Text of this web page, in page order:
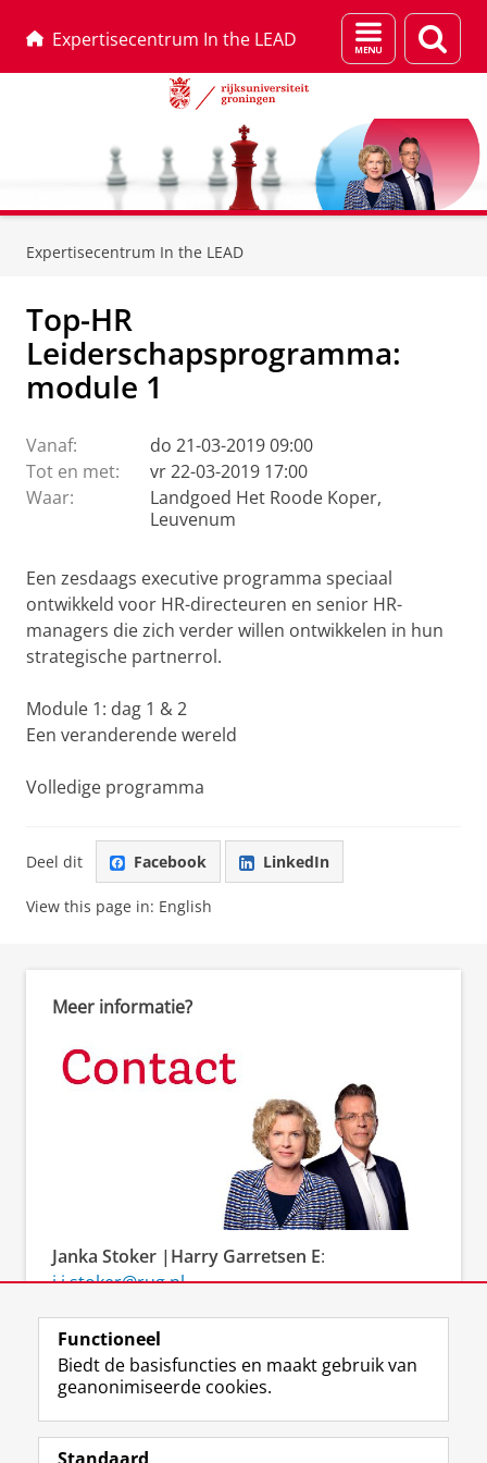
Expertisecentrum In the LEAD
Menu
en
Expertisecentrum In the LEAD
Top-HR
Leiderschapsprogramma:
module 1
Vanaf:
do 21-03-2019 09:00
Tot en met:
vr 22-03-2019 17:00
Waar:
Landgoed Het Roode Koper,
Leuvenum
Een zesdaags executive programma speciaal
ontwikkeld voor HR-directeuren en senior HR-
managers die zich verder willen ontwikkelen in hun
strategische partnerrol.
Module 1: dag 1 & 2
Een veranderende wereld
Volledige programma
Deel dit Facebook LinkedIn
View this page in: English
Meer informatie?
Janka Stoker |Harry Garretsen E:
j.i.stoker@rug.nl
T: + 31 (0)50 363 4288
en + 31 (0)50 363 8698
Functioneel
Biedt de basisfuncties en maakt gebruik van
geanonimiseerde cookies.